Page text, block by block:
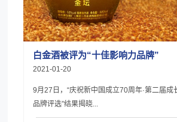
白金酒被评为“十佳影响力品牌”
2021-01-20
9月27日，“庆祝新中国成立70周年·第二届成
品牌评选”结果揭晓...